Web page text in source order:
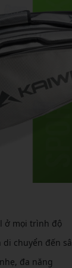
ở mọi trình độ
chuyển đến
đa năng